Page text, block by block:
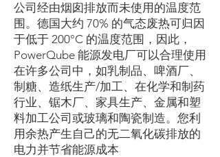
公司经由烟囱排放而未使用的温度范
围。德国大约 70% 的气态废热可归因
于低于 200°C 的温度范围，因此，
PowerQube 能源发电厂可以合理使用
在许多公司中，如乳制品、啤酒厂、
制糖、造纸生产/加工、在化学和制药
行业、锯木厂、家具生产、金属和塑
料加工公司或玻璃和陶瓷制造。您利
用余热产生自己的无二氧化碳排放的
电力并节省能源成本